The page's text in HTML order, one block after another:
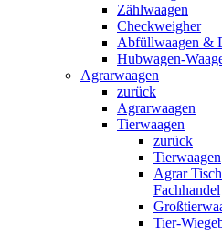
Zählwaagen
Checkweigher
Abfüllwaagen &
Hubwagen-
Agrarwaagen
zurück
Agrarwaagen
Tierwaagen
zurück
Tierwaagen
Agrar
Fachhandel
Tier-